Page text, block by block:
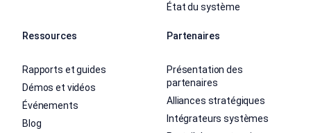
État du système
Ressources
Rapports et guides
Démos et vidéos
Événements
Blog
Partenaires
Présentation des
partenaires
Alliances stratégiques
Intégrateurs systèmes